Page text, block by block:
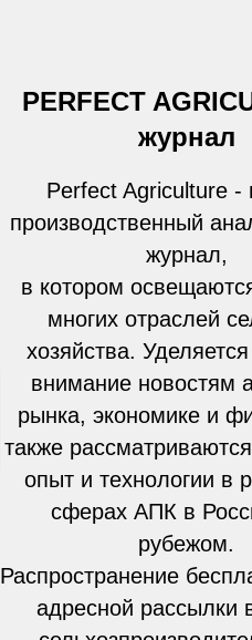
PERFECT
журнал
Perfect Agriculture -
производственный
журнал,
в котором
многих отраслей
хозяйства.
внимание новостям
рынка, экономике и
также
опыт и технологии в
сферах АПК в
рубежом.
Распространение
адресной рассылки